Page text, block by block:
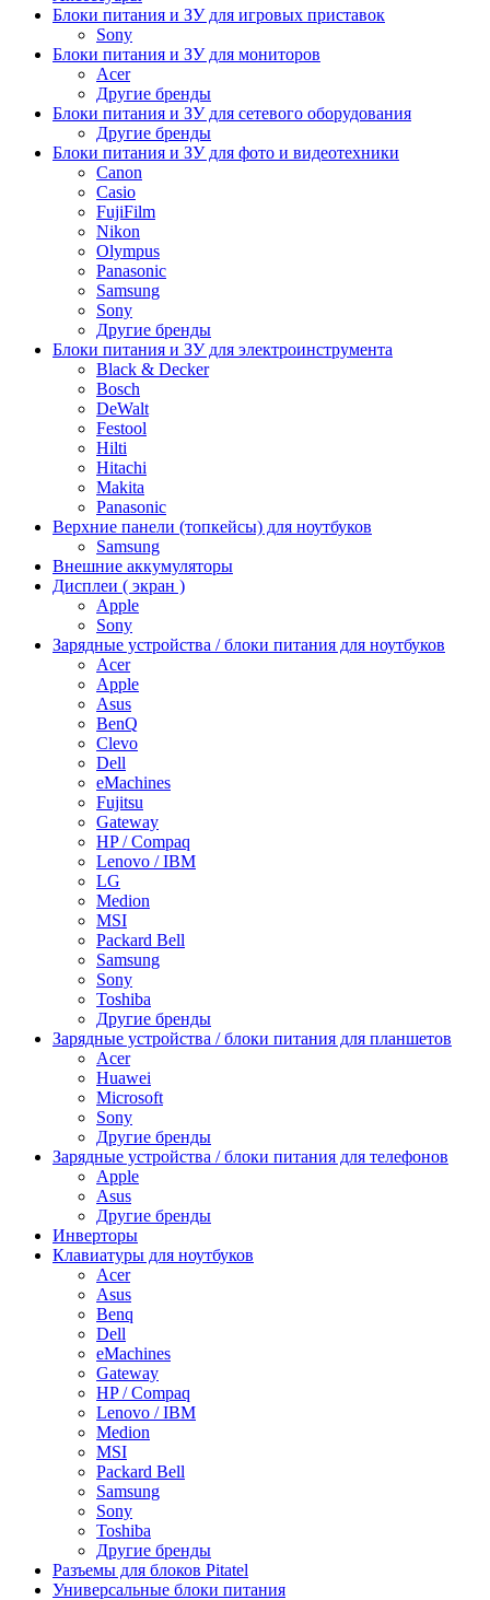
Блоки питания и ЗУ для игровых приставок
Sony
Блоки питания и ЗУ для мониторов
Acer
Другие бренды
Блоки питания и ЗУ для сетевого оборудования
Другие бренды
Блоки питания и ЗУ для фото и видеотехники
Canon
Casio
FujiFilm
Nikon
Olympus
Panasonic
Samsung
Sony
Другие бренды
Блоки питания и ЗУ для электроинструмента
Black & Decker
Bosch
DeWalt
Festool
Hilti
Hitachi
Makita
Panasonic
Верхние панели (топкейсы) для ноутбуков
Samsung
Внешние аккумуляторы
Дисплеи ( экран )
Apple
Sony
Зарядные устройства / блоки питания для ноутбуков
Acer
Apple
Asus
BenQ
Clevo
Dell
eMachines
Fujitsu
Gateway
HP / Compaq
Lenovo / IBM
LG
Medion
MSI
Packard Bell
Samsung
Sony
Toshiba
Другие бренды
Зарядные устройства / блоки питания для планшетов
Acer
Huawei
Microsoft
Sony
Другие бренды
Зарядные устройства / блоки питания для телефонов
Apple
Asus
Другие бренды
Инверторы
Клавиатуры для ноутбуков
Acer
Asus
Benq
Dell
eMachines
Gateway
HP / Compaq
Lenovo / IBM
Medion
MSI
Packard Bell
Samsung
Sony
Toshiba
Другие бренды
Разъемы для блоков Pitatel
Универсальные блоки питания